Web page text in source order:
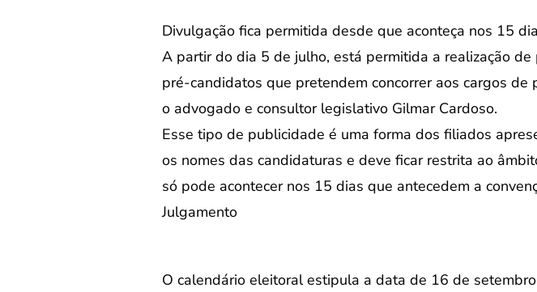
Divulgação fica permitida desde que aconteça nos 15
A partir do dia 5 de julho, está permitida a realização
pré-candidatos que pretendem concorrer aos cargos
o advogado e consultor legislativo Gilmar Cardoso.
Esse tipo de publicidade é uma forma dos filiados
os nomes das candidaturas e deve ficar restrita ao
só pode acontecer nos 15 dias que antecedem a
Julgamento
O calendário eleitoral estipula a data de 16 de